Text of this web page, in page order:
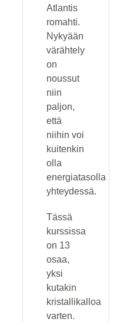
Atlantis
romahti.
Nykyään
värähtely
on
noussut
niin
paljon,
että
niihin voi
kuitenkin
olla
energiatasolla
yhteydessä.
Tässä
kurssissa
on 13
osaa,
yksi
kutakin
kristallikalloa
varten.